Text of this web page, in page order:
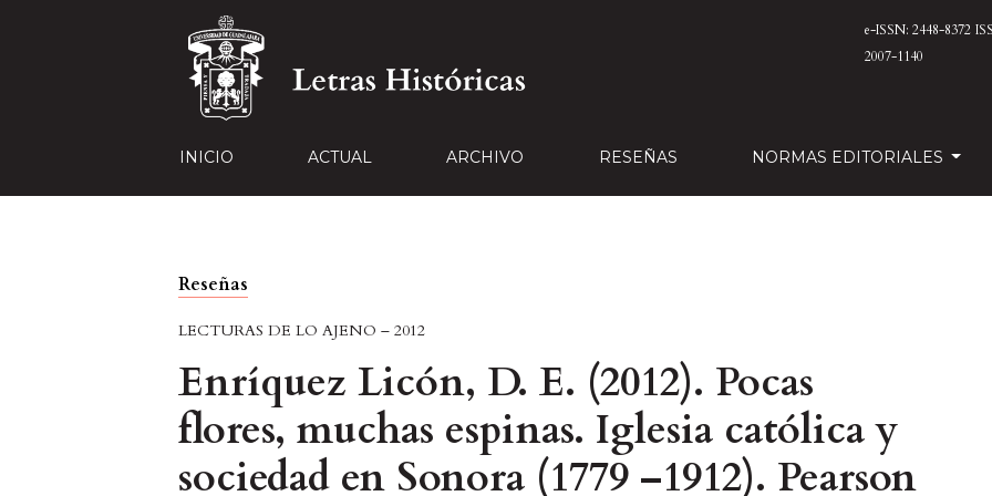
e-ISSN: 2448-8372
2007-1140
INICIO ACTUAL ARCHIVO RESEÑAS NORMAS EDITORIALES
Reseñas
LECTURAS DE LO AJENO – 2012
Enríquez Licón, D. E. (2012). Pocas
flores, muchas espinas. Iglesia católica y
sociedad en Sonora (1779 –1912). Pearson